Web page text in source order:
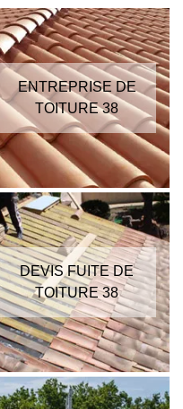
ENTREPRISE DE
TOITURE 38
DEVIS FUITE DE
TOITURE 38